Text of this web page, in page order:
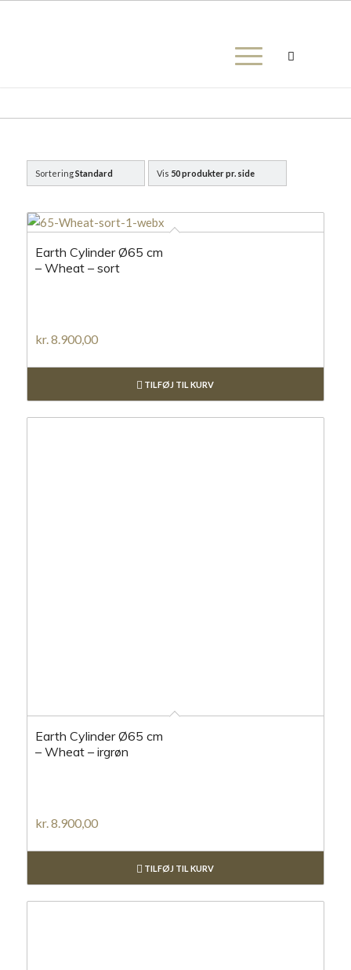
SorteringStandard Vis 50 produkter pr. side
Earth Cylinder Ø65 cm
– Wheat – sort
kr.8.900,00
TILFØJ TIL KURV
Earth Cylinder Ø65 cm
– Wheat – irgrøn
kr. 8.900,00
TILFØJ TIL KURV